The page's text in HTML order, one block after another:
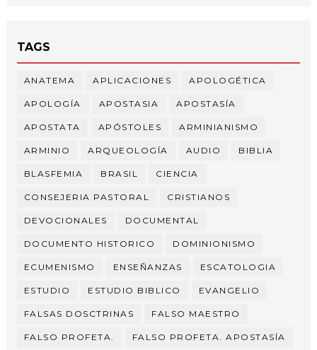
TAGS
ANATEMA APLICACIONES APOLOGÉTICA
APOLOGÍA APOSTASIA APOSTASÍA
APOSTATA APÓSTOLES ARMINIANISMO
ARMINIO ARQUEOLOGÍA AUDIO BIBLIA
BLASFEMIA BRASIL CIENCIA
CONSEJERIA PASTORAL CRISTIANOS
DEVOCIONALES DOCUMENTAL
DOCUMENTO HISTORICO DOMINIONISMO
ECUMENISMO ENSEÑANZAS ESCATOLOGIA
ESTUDIO ESTUDIO BIBLICO EVANGELIO
FALSAS DOSCTRINAS FALSO MAESTRO
FALSO PROFETA. FALSO PROFETA. APOSTASÍA